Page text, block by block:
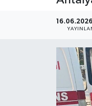
KÜLTÜR - SANAT
SAĞLIK
Tüm Manşetler
Son Dakika
Haber Arşivi